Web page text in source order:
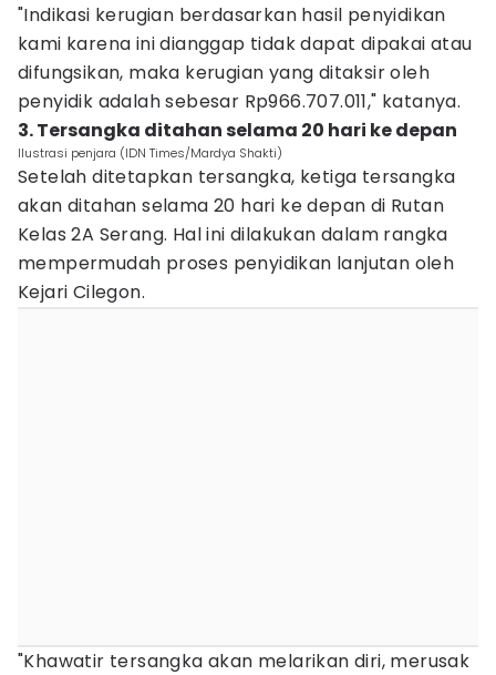
"Indikasi kerugian berdasarkan hasil penyidikan
kami karena ini dianggap tidak dapat dipakai atau
difungsikan, maka kerugian yang ditaksir oleh
penyidik adalah sebesar Rp966.707.011," katanya.
3. Tersangka ditahan selama 20 hari ke depan
Ilustrasi penjara (IDN Times/Mardya Shakti)
Setelah ditetapkan tersangka, ketiga tersangka
akan ditahan selama 20 hari ke depan di Rutan
Kelas 2A Serang. Hal ini dilakukan dalam rangka
mempermudah proses penyidikan lanjutan oleh
Kejari Cilegon.
"Khawatir tersangka akan melarikan diri, merusak